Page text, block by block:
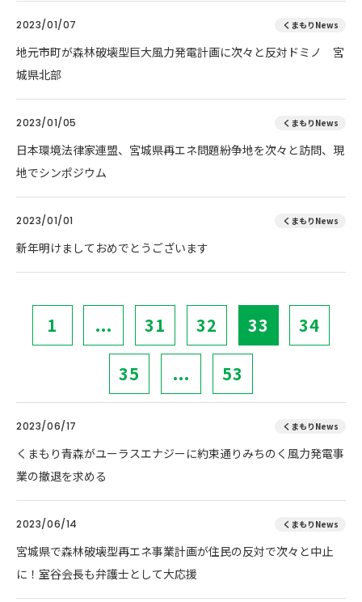
2023/01/07 くまもりNews
地元市町が森林破壊型巨大風力発電計画に次々と反対ドミノ 宮
城県北部
2023/01/05 くまもりNews
日本環境法律家連盟、宮城県再エネ問題紛争地を次々と訪問、現
地でシンポジウム
2023/01/01 くまもりNews
新年明けましておめでとうございます
1 ... 31 32 33 34
35 ... 53
2023/06/17 くまもりNews
くまもり青森がユーラスエナジーに約束通りみちのく風力発電事
業の撤退を求める
2023/06/14 くまもりNews
宮城県で森林破壊型再エネ事業計画が住民の反対で次々と中止
に！室谷会長も弁護士として大応援